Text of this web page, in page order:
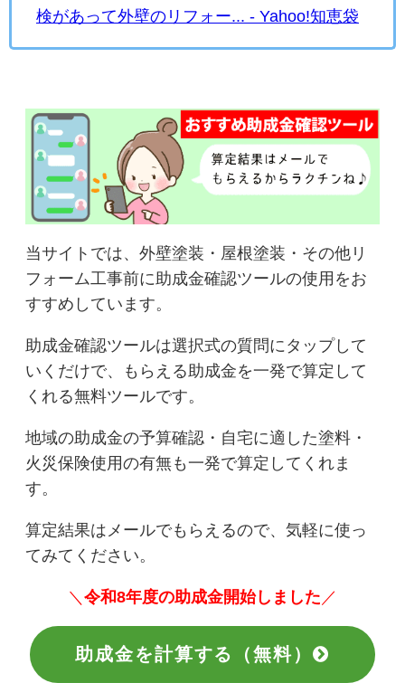
検があって外壁のリフォー... - Yahoo!知恵袋
当サイトでは、外壁塗装・屋根塗装・その他リ
フォーム工事前に助成金確認ツールの使用をお
すすめしています。
助成金確認ツールは選択式の質問にタップして
いくだけで、もらえる助成金を一発で算定して
くれる無料ツールです。
地域の助成金の予算確認・自宅に適した塗料・
火災保険使用の有無も一発で算定してくれま
す。
算定結果はメールでもらえるので、気軽に使っ
てみてください。
＼ 令和8年度の助成金開始しました ／
助成金を計算する（無料）